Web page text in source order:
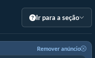
Ir para a seção
Remover anúncio